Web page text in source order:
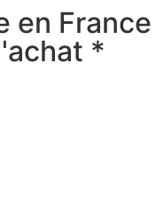
en France
*